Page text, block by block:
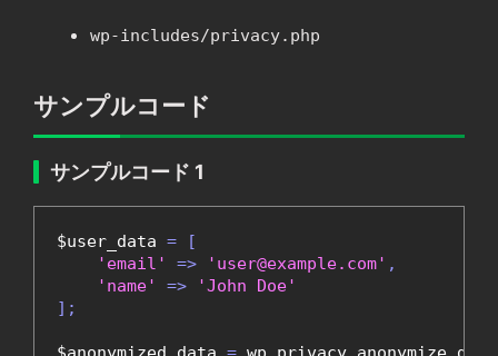
wp-includes/privacy.php
サンプルコード
サンプルコード 1
$user_data =
[
'email'
=> 'user@example.com' ,
'name'
=>
'John Doe'
];